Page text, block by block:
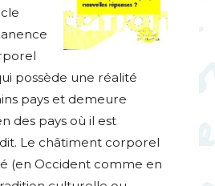
possède une réalité
pays et demeure
des pays où il est
Le châtiment corporel
(en Occident comme en